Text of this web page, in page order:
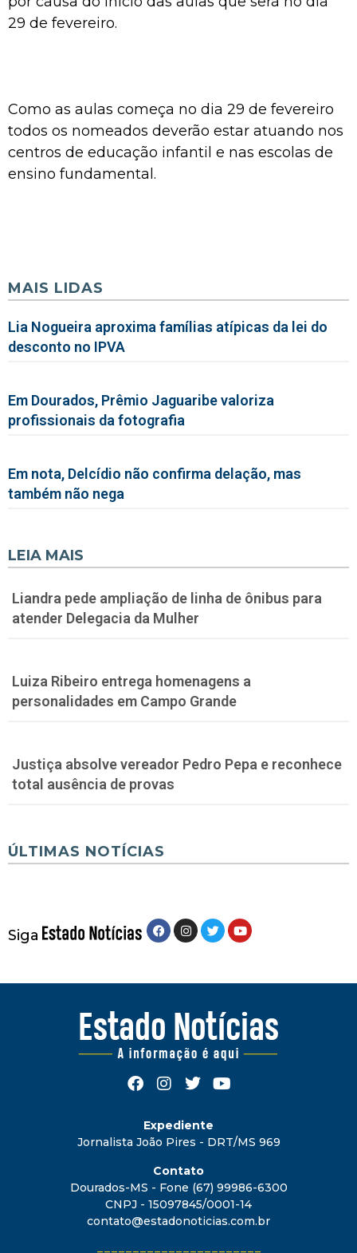
29 de fevereiro.
Como as aulas começa no dia 29 de fevereiro
todos os nomeados deverão estar atuando nos
centros de educação infantil e nas escolas de
ensino fundamental.
MAIS LIDAS
Lia Nogueira aproxima famílias atípicas da lei do
desconto no IPVA
Em Dourados, Prêmio Jaguaribe valoriza
profissionais da fotografia
Em nota, Delcídio não confirma delação, mas
também não nega
LEIA MAIS
Liandra pede ampliação de linha de ônibus para
atender Delegacia da Mulher
Luiza Ribeiro entrega homenagens a
personalidades em Campo Grande
Justiça absolve vereador Pedro Pepa e reconhece
total ausência de provas
ÚLTIMAS NOTÍCIAS
Siga
Expediente
Jornalista João Pires - DRT/MS 969
Contato
Dourados-MS - Fone (67) 99986-6300
CNPJ - 15097845/0001-14
contato@estadonoticias.com.br